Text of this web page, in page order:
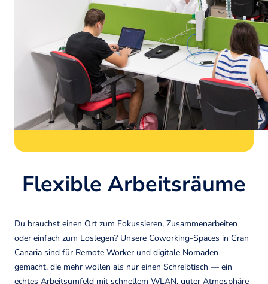
Flexible Arbeitsräume
Du brauchst einen Ort zum Fokussieren, Zusammenarbeiten
oder einfach zum Loslegen? Unsere Coworking-Spaces in Gran
Canaria sind für Remote Worker und digitale Nomaden
gemacht, die mehr wollen als nur einen Schreibtisch — ein
echtes Arbeitsumfeld mit schnellem WLAN, guter Atmosphäre